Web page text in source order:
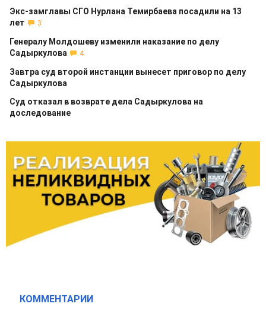
Экс-замглавы СГО Нурлана Темирбаева посадили на 13
лет
3
Генералу Молдошеву изменили наказание по делу
Садыркулова
4
Завтра суд второй инстанции вынесет приговор по делу
Садыркулова
Суд отказал в возврате дела Садыркулова на
доследование
КОММЕНТАРИИ